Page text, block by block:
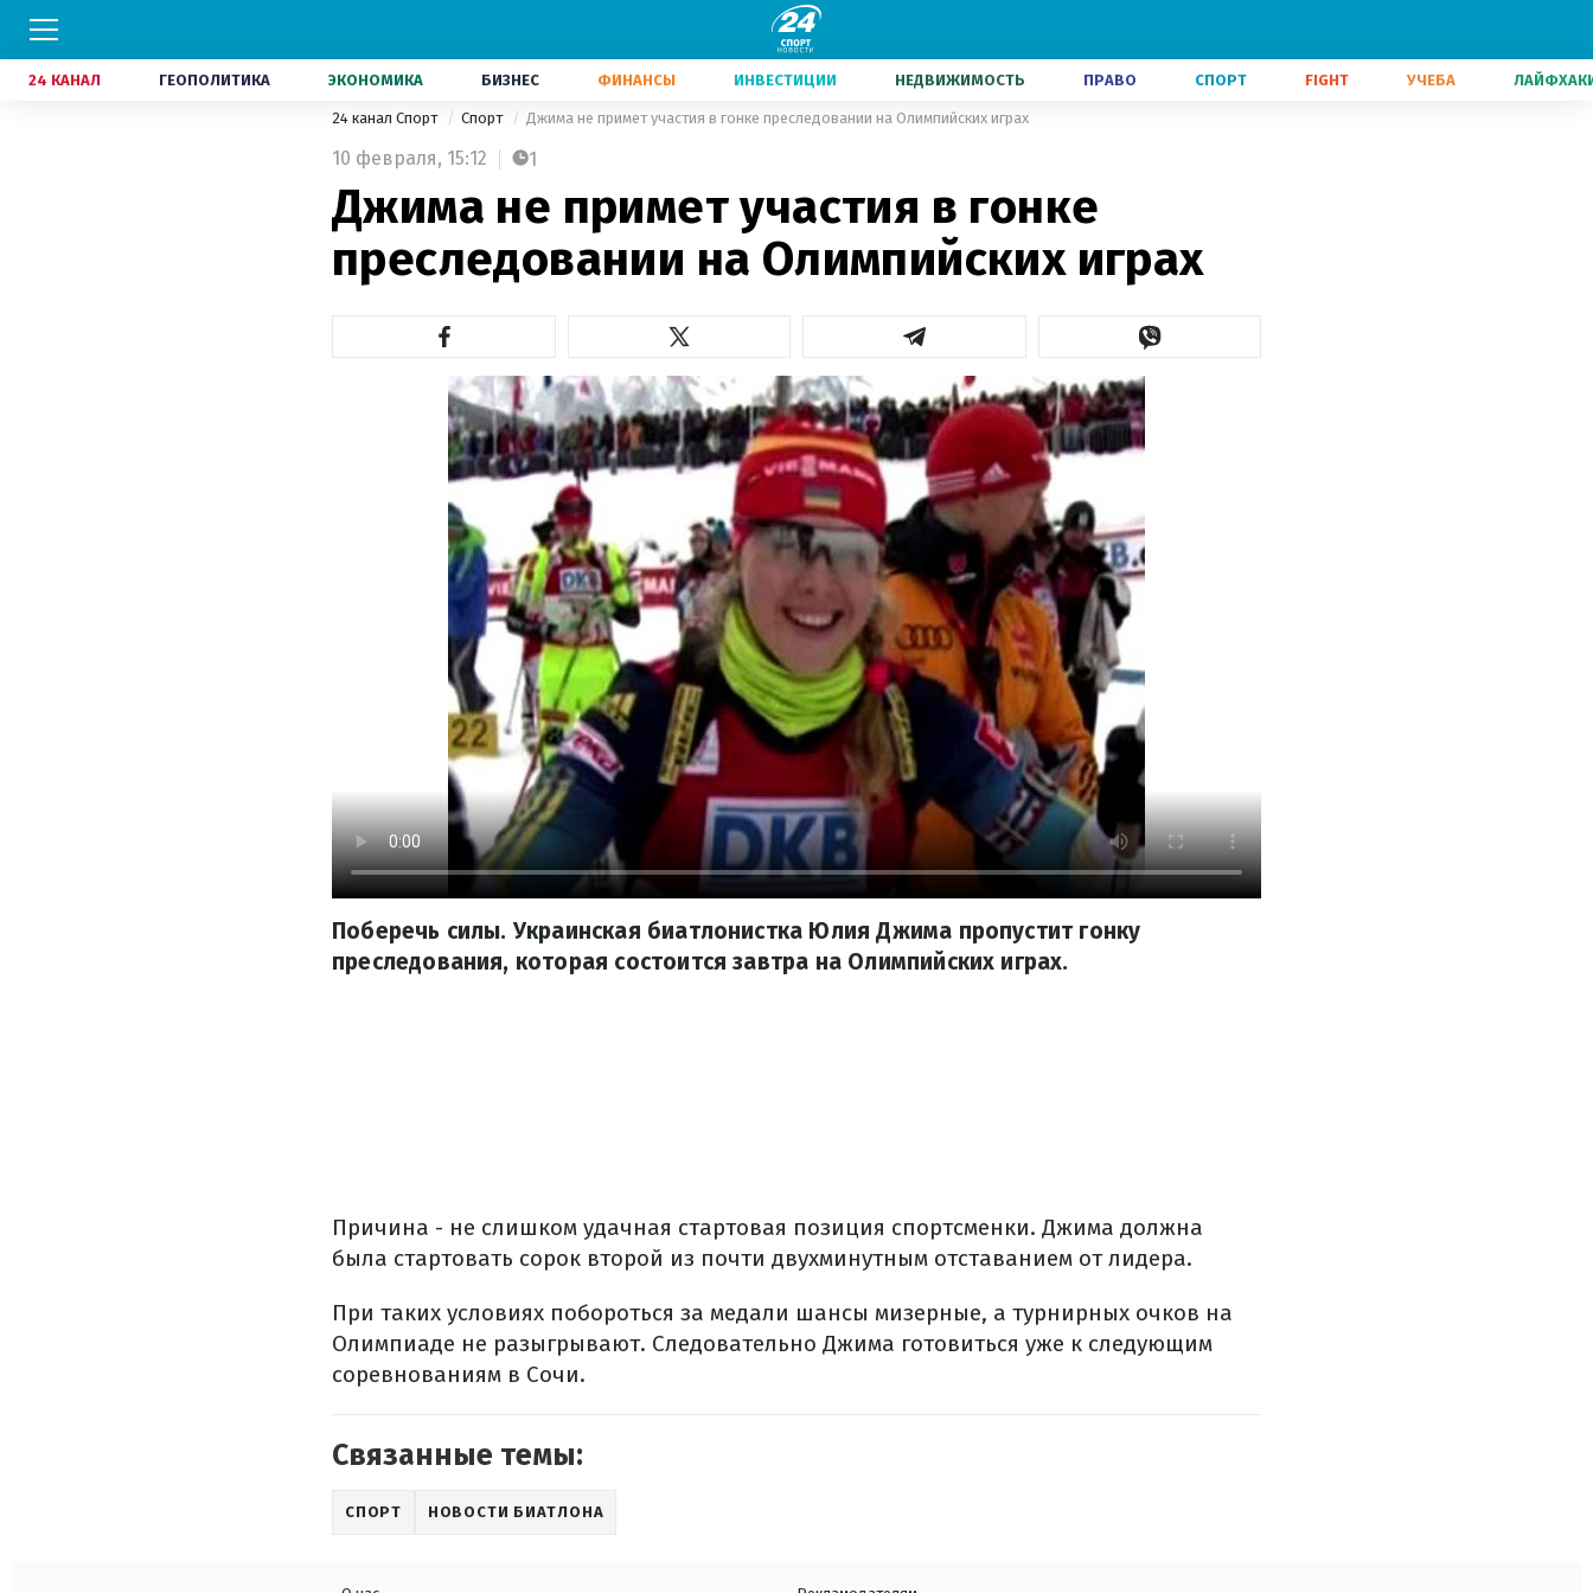
24 КАНАЛ ГЕОПОЛИТИКА ЭКОНОМИКА БИЗНЕС ФИНАНСЫ ИНВЕСТИЦИИ НЕДВИЖИМОСТЬ ПРАВО СПОРТ FIGHT УЧЕБА
24 канал Спорт Спорт Джима не примет участия в гонке преследовании на Олимпийских играх
10 февраля, 15:12 1
Джима не примет участия в гонке
преследовании на Олимпийских играх
Поберечь силы. Украинская биатлонистка Юлия Джима пропустит гонку
преследования, которая состоится завтра на Олимпийских играх.
Причина - не слишком удачная стартовая позиция спортсменки. Джима должна
была стартовать сорок второй из почти двухминутным отставанием от лидера.
При таких условиях побороться за медали шансы мизерные, а турнирных очков на
Олимпиаде не разыгрывают. Следовательно Джима готовиться уже к следующим
соревнованиям в Сочи.
Связанные темы:
СПОРТ НОВОСТИ БИАТЛОНА